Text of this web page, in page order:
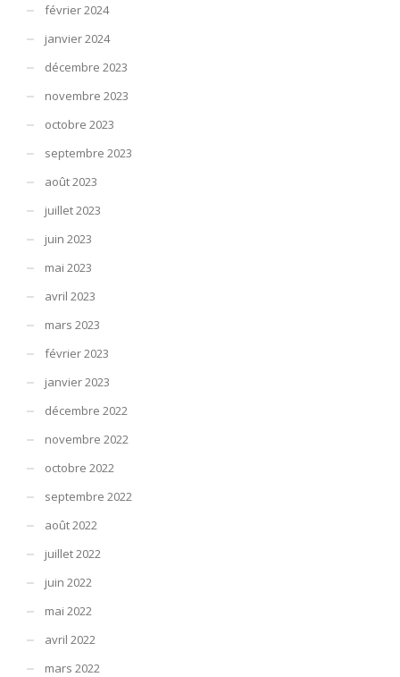
février 2024
janvier 2024
décembre 2023
novembre 2023
octobre 2023
septembre 2023
août 2023
juillet 2023
juin 2023
mai 2023
avril 2023
mars 2023
février 2023
janvier 2023
décembre 2022
novembre 2022
octobre 2022
septembre 2022
août 2022
juillet 2022
juin 2022
mai 2022
avril 2022
mars 2022